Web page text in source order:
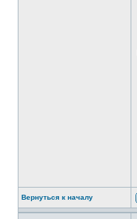
Вернуться к началу